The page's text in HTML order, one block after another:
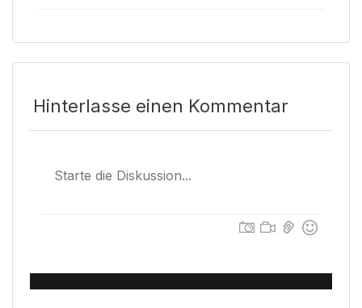
Hinterlasse einen Kommentar